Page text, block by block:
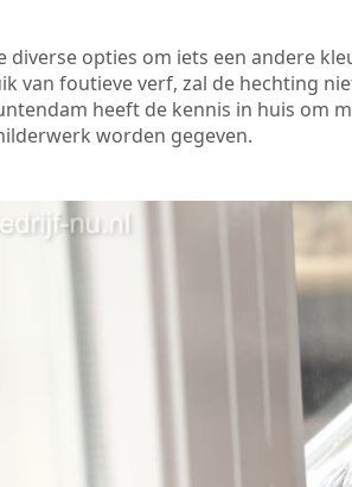
diverse opties om iets een andere
van foutieve verf, zal de hechting
heeft de kennis in huis om
worden gegeven.